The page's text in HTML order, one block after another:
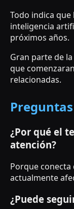
Todo indica que
inteligencia
próximos años.
Gran parte de
que
relacionadas.
¿Por qué el
atención?
Porque
actualmente
¿Puede